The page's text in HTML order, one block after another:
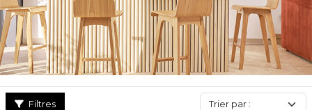
de hauteur d’assise. En complément des tabourets de bar (70-85
cm) et des tabourets snack (55-70 cm), nous proposons des
tabourets bas de moins de 55 cm de hauteur, idéal en guise
d’assise d’appoint !
Retrouvezicinos conseils et astuces pour bien choisir votre
tabouret de bar !
Filtres